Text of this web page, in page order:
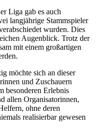
Liga gab es auch
langjährige Stammspieler
wurden. Dies
Augenblick. Trotz der
mit einem großartigen
möchte sich an dieser
und Zuschauern
besonderen Erlebnis
allen Organisatorinnen,
ohne deren
realisierbar gewesen